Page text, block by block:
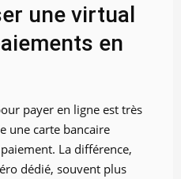
une virtual
en
payer en ligne est très
une carte bancaire
La différence,
dédié, souvent plus